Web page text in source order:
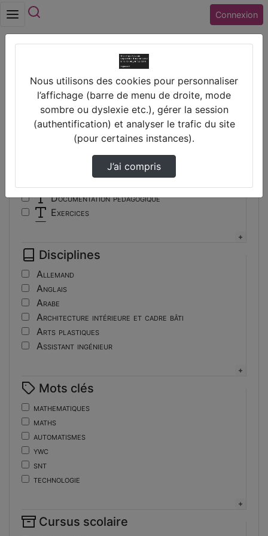
Connexion
Vidéos
Filtres
Types
Autre
Conférence
Documentation pédagogique
Exercices
Travaux d'élèves/étudiants
Tutoriel
Disciplines
Allemand
Anglais
Arabe
Architecture intérieure et cadre bâti
Arts plastiques
Assistant ingénieur
Boulangerie
Braille
Bureautique
Céramique industrielle
Chinois
Cinéma et photographie
Coiffure
Construction et réparation en carrosserie
Mots clés
mathematiques
maths
automatismes
ywc
snt
technologie
fonctions-lp
Cursus scolaire
Nous utilisons des cookies pour personnaliser
l’affichage (barre de menu de droite, mode
sombre ou dyslexie etc.), gérer la session
(authentification) et analyser le trafic du site
(pour certaines instances).
J’ai compris